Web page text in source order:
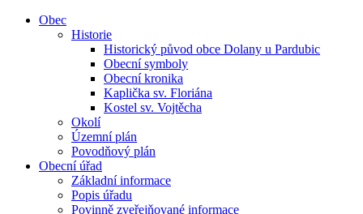
Obec
Historie
Historický původ obce Dolany u Pardubic
Obecní symboly
Obecní kronika
Kaplička sv. Floriána
Kostel sv. Vojtěcha
Okolí
Územní plán
Povodňový plán
Obecní úřad
Základní informace
Popis úřadu
Povinně zveřejňované informace